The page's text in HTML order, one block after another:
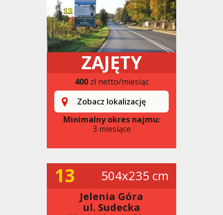
ZAJĘTY
400zł netto/miesiąc
Zobacz lokalizację
Minimalny okres najmu:
3 miesiące
13 504x235 cm
Jelenia Góra
ul. Sudecka